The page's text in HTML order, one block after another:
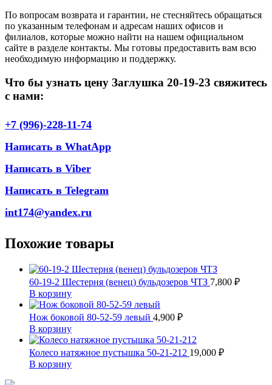
По вопросам возврата и гарантии, не стесняйтесь обращаться
по указанным телефонам и адресам наших офисов и
филиалов, которые можно найти на нашем официальном
сайте в разделе контакты. Мы готовы предоставить вам всю
необходимую информацию и поддержку.
Что бы узнать цену Заглушка 20-19-23 свяжитесь
с нами:
+7 (996)-228-11-74
Написать в WhatApp
Написать в Viber
Написать в Telegram
int174@yandex.ru
Похожие товары
60-19-2 Шестерня (венец) бульдозеров ЧТЗ 7,800 ₽
В корзину
Нож боковой 80-52-59 левый 4,900 ₽
В корзину
Колесо натяжное пустышка 50-21-212 19,000 ₽
В корзину